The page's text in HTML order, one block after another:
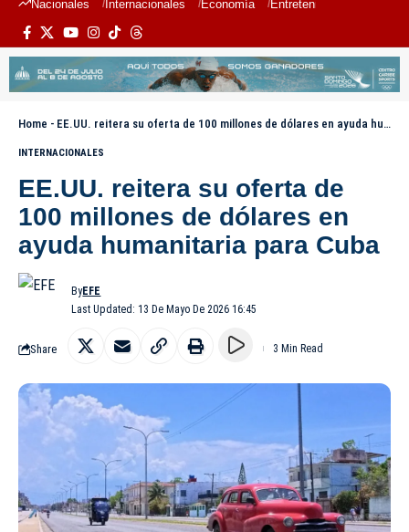
Nacionales Internacionales Economía Entretenimiento
Home - EE.UU. reitera su oferta de 100 millones de dólares en ayuda humanitaria para Cuba
INTERNACIONALES
EE.UU. reitera su oferta de
100 millones de dólares en
ayuda humanitaria para Cuba
Last Updated: 13 De Mayo De 2026 16:45
ByEFE
Share 3 Min Read